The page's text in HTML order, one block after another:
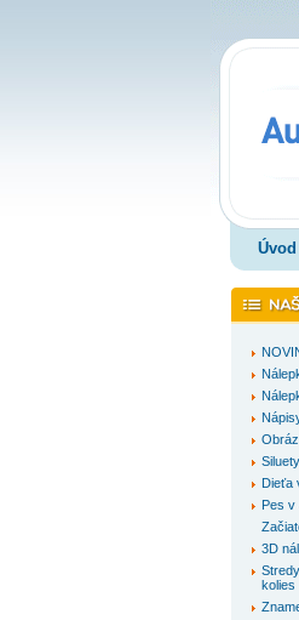
Úvod
Siluety
Dieťa
Pes v
3D
kolies